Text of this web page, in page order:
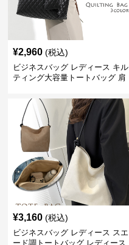
¥2,960 (税込)
ビジネスバッグ レディース キル
ティング大容量トートバッグ 肩
¥3,160 (税込)
ビジネスバッグ レディース スエ
ード調トートバッグ レディース